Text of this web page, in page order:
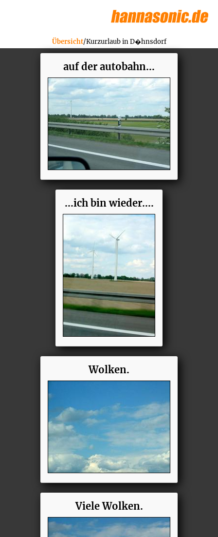
Übersicht/Kurzurlaub in D�hnsdorf
auf der autobahn...
...ich bin wieder....
Wolken.
Viele Wolken.